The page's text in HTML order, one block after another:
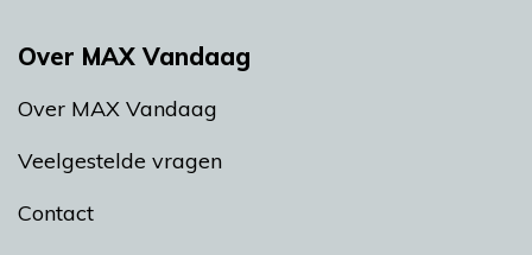
Over MAX Vandaag
Over MAX Vandaag
Veelgestelde vragen
Contact